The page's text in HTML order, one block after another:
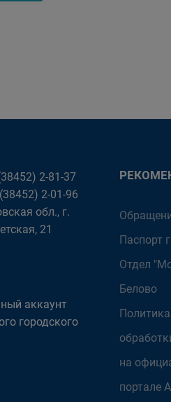
2-81-37
2-01-96
обл., г.
21
аккаунт
городского
Паспорт
Отдел
Белово
на
портале